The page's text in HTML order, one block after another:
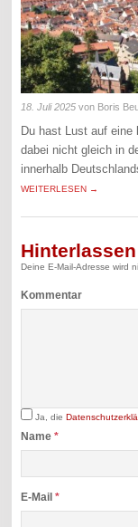
18. Juli 2025 von Boris
Du hast Lust auf
dabei nicht gleich in
innerhalb
WEITERLESEN →
Deine E-Mail-Adresse wird
Kommentar
Ja, die
Name*
E-Mail*